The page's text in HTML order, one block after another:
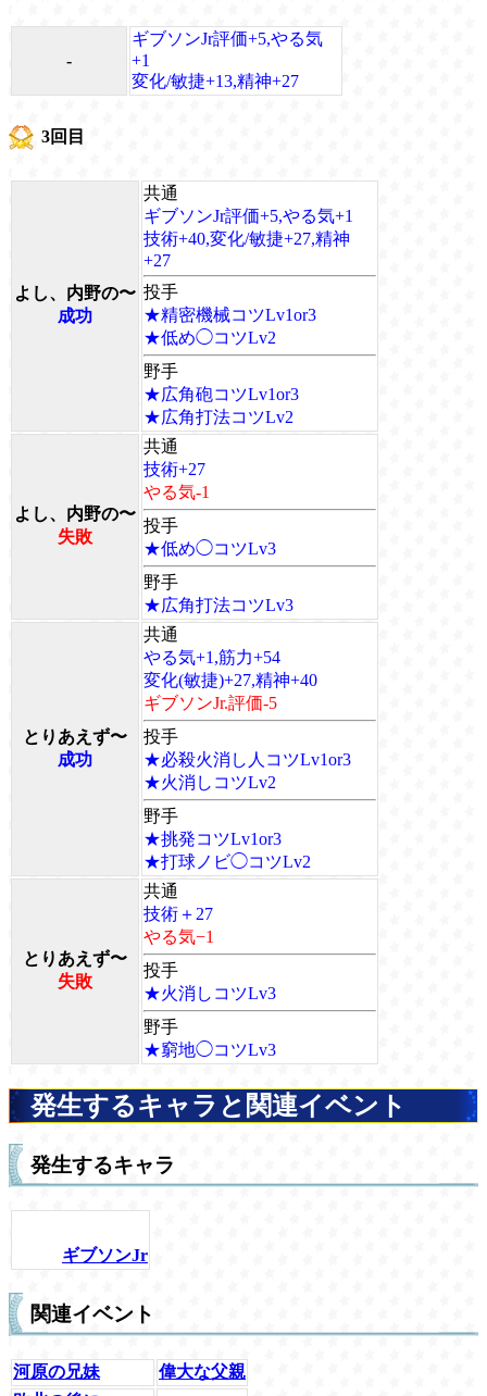
-
ギブソンJr評価+5,やる気
+1
変化/敏捷+13,精神+27
3回目
よし、内野の〜
成功
共通
ギブソンJr評価+5,やる気+1
技術+40,変化/敏捷+27,精神
+27
投手
★精密機械コツLv1or3
★低め◯コツLv2
野手
★広角砲コツLv1or3
★広角打法コツLv2
よし、内野の〜
失敗
共通
技術+27
やる気-1
投手
★低め◯コツLv3
野手
★広角打法コツLv3
とりあえず〜
成功
共通
やる気+1,筋力+54
変化(敏捷)+27,精神+40
ギブソンJr.評価-5
投手
★必殺火消し人コツLv1or3
★火消しコツLv2
野手
★挑発コツLv1or3
★打球ノビ◯コツLv2
とりあえず〜
失敗
共通
技術＋27
やる気−1
投手
★火消しコツLv3
野手
★窮地◯コツLv3
発生するキャラと関連イベント
発生するキャラ
ギブソンJr
関連イベント
河原の兄妹
偉大な父親